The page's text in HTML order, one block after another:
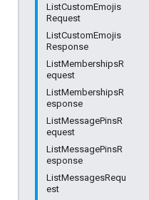
ListCustomEmojis
Request
ListCustomEmojis
Response
ListMembershipsR
equest
ListMembershipsR
esponse
ListMessagePinsR
equest
ListMessagePinsR
esponse
ListMessagesRequ
est